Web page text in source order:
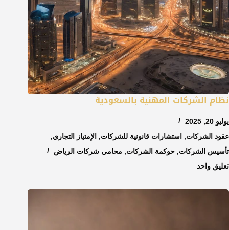
نظام الشركات المهنية بالسعودية
يوليو 20, 2025
عقود الشركات, استشارات قانونية للشركات, الإمتياز التجاري,
تأسيس الشركات, حوكمة الشركات, محامي شركات الرياض
تعليق واحد